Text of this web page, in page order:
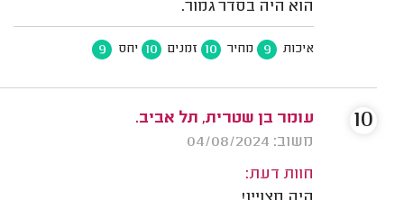
הוא היה בסדר גמור.
איכות 9 מחיר 10 זמנים 10 יחס 9
עומר בן שטרית, תל אביב.
משוב: 04/08/2024
חוות דעת:
10